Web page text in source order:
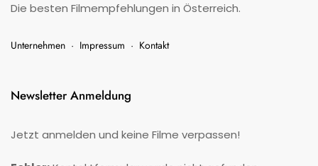
Die besten Filmempfehlungen in Österreich.
Unternehmen · Impressum · Kontakt
Newsletter Anmeldung
Jetzt anmelden und keine Filme verpassen!